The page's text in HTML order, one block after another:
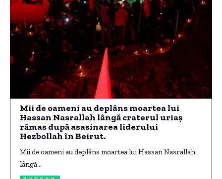
Mii de oameni au deplâns moartea lui
Hassan Nasrallah lângă craterul uriaș
rămas după asasinarea liderului
Hezbollah în Beirut.
Mii de oameni au deplâns moartea lui Hassan Nasrallah
lângă…